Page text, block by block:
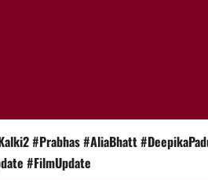
#Prabhas #AliaBhatt
#FilmUpdate